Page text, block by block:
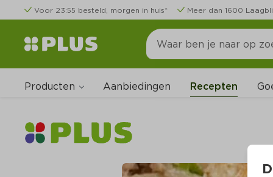
Voor 23:55 besteld, morgen in huis* Meer dan 1600
Producten Aanbiedingen Recepten